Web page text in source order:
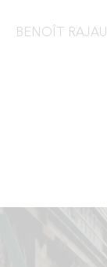
BENOÎT RAJAU